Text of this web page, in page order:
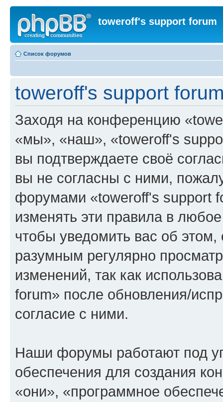
toweroff's support forum
Список форумов
toweroff's support
Заходя на конференцию
«мы», «наш», «toweroff's
вы подтверждаете своё
вы не согласны с ними,
форумами «toweroff's support
изменять эти правила в
чтобы уведомить вас об
разумным регулярно
изменений, так как
forum» после обновления/
согласие с ними.
Наши форумы работают под
обеспечения для создания
«они», «программное